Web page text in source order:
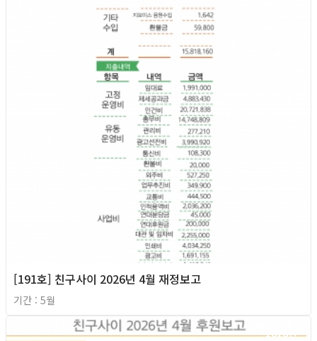
[191호] 친구사이 2026년 4월 재정보고
기간 : 5월
2026년